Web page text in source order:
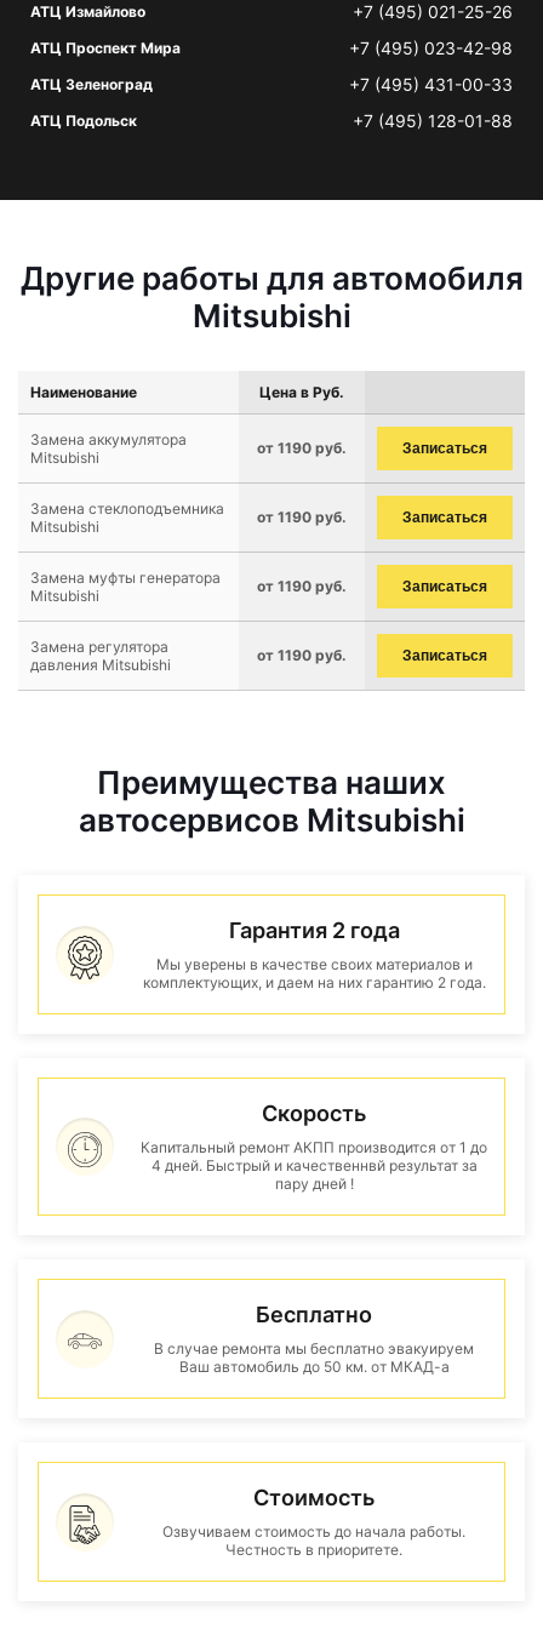
АТЦ Измайлово +7 (495) 021-25-26
АТЦ Проспект Мира +7 (495) 023-42-98
АТЦ Зеленоград +7 (495) 431-00-33
АТЦ Подольск +7 (495) 128-01-88
Другие работы для автомобиля
Mitsubishi
Наименование Цена в Руб.
Замена аккумулятора
Mitsubishi
от 1190 руб. Записаться
Замена стеклоподъемника
Mitsubishi
от 1190 руб. Записаться
Замена муфты генератора
Mitsubishi
от 1190 руб. Записаться
Замена регулятора
давления Mitsubishi
от 1190 руб. Записаться
Преимущества наших
автосервисов Mitsubishi
Гарантия 2 года
Мы уверены в качестве своих материалов и
комплектующих, и даем на них гарантию 2 года.
Скорость
Капитальный ремонт АКПП производится от 1 до
4 дней. Быстрый и качественнвй результат за
пару дней !
Бесплатно
В случае ремонта мы бесплатно эвакуируем
Ваш автомобиль до 50 км. от МКАД-а
Стоимость
Озвучиваем стоимость до начала работы.
Честность в приоритете.